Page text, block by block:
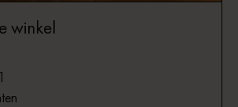
winkel